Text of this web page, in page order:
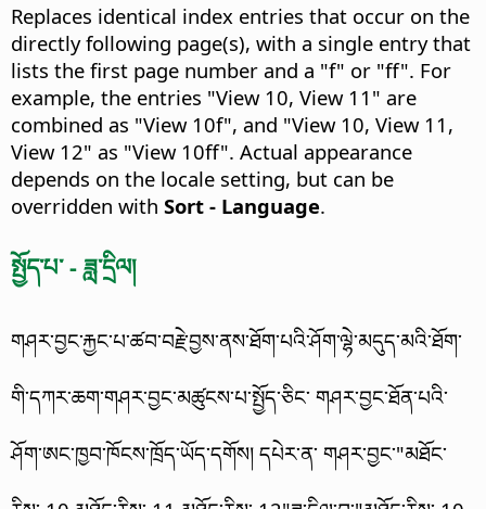
Replaces identical index entries that occur on the
directly following page(s), with a single entry that
lists the first page number and a "f" or "ff". For
example, the entries "View 10, View 11" are
combined as "View 10f", and "View 10, View 11,
View 12" as "View 10ff". Actual appearance
depends on the locale setting, but can be
overridden with Sort - Language.
སྤྱོད་པ་ - ཟླ་དྲིལ།
གཤར་བྱང་རྐྱང་པ་ཚབ་བརྗེ་བྱས་ནས་ཐོག་པའི་ཤོག་ལྷེ་མདུད་མའི་ཐོག་
གི་དཀར་ཆག་གཤར་བྱང་མཚུངས་པ་སྤྱོད་ཅིང་ གཤར་བྱང་ཐོན་པའི་
ཤོག་ཨང་ཁྱབ་ཁོངས་ཁྲོད་ཡོད་དགོས། དཔེར་ན་ གཤར་བྱང་"མཐོང་